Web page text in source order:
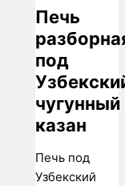
Печь
под
чугунный
казан
Печь под
Узбекский